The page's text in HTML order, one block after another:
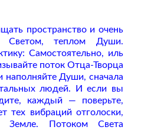
пространство и очень
Светом, теплом Души.
Самостоятельно, иль
поток Отца-Творца
наполняйте Души, сначала
людей. И если вы
каждый — поверьте,
тех вибраций отголоски,
Потоком Света